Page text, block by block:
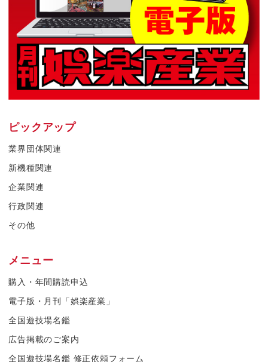
ピックアップ
業界団体関連
新機種関連
企業関連
行政関連
その他
メニュー
購入・年間購読申込
電子版・月刊「娯楽産業」
全国遊技場名鑑
広告掲載のご案内
全国遊技場名鑑 修正依頼フォーム